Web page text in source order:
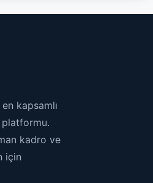
kapsamlı
platformu.
kadro ve
için